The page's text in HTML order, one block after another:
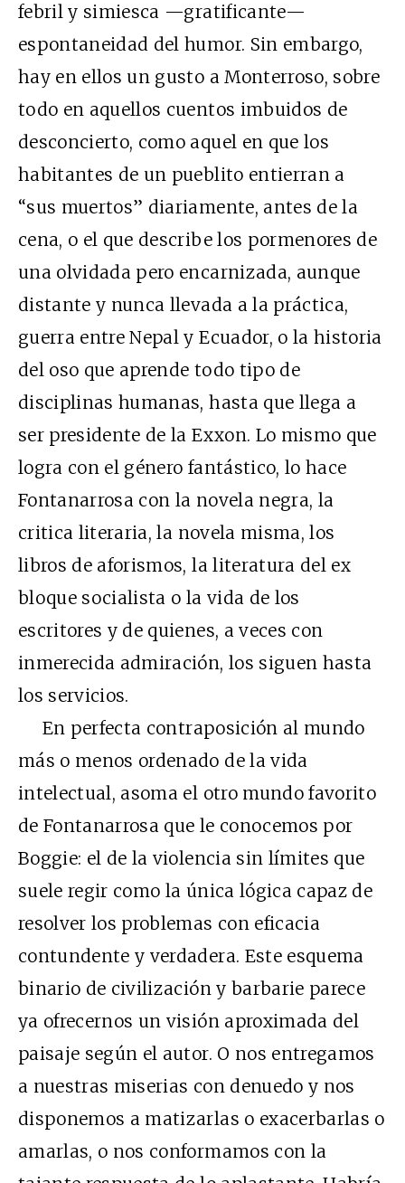
febril y simiesca —gratificante—
espontaneidad del humor. Sin embargo,
hay en ellos un gusto a Monterroso, sobre
todo en aquellos cuentos imbuidos de
desconcierto, como aquel en que los
habitantes de un pueblito entierran a
“sus muertos” diariamente, antes de la
cena, o el que describe los pormenores de
una olvidada pero encarnizada, aunque
distante y nunca llevada a la práctica,
guerra entre Nepal y Ecuador, o la historia
del oso que aprende todo tipo de
disciplinas humanas, hasta que llega a
ser presidente de la Exxon. Lo mismo que
logra con el género fantástico, lo hace
Fontanarrosa con la novela negra, la
critica literaria, la novela misma, los
libros de aforismos, la literatura del ex
bloque socialista o la vida de los
escritores y de quienes, a veces con
inmerecida admiración, los siguen hasta
los servicios.
En perfecta contraposición al mundo
más o menos ordenado de la vida
intelectual, asoma el otro mundo favorito
de Fontanarrosa que le conocemos por
Boggie: el de la violencia sin límites que
suele regir como la única lógica capaz de
resolver los problemas con eficacia
contundente y verdadera. Este esquema
binario de civilización y barbarie parece
ya ofrecernos un visión aproximada del
paisaje según el autor. O nos entregamos
a nuestras miserias con denuedo y nos
disponemos a matizarlas o exacerbarlas o
amarlas, o nos conformamos con la